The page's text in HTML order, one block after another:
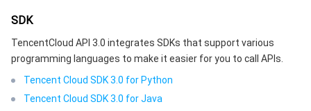
SDK
TencentCloud API 3.0 integrates SDKs that support various
programming languages to make it easier for you to call APIs.
Tencent Cloud SDK 3.0 for Python
Tencent Cloud SDK 3.0 for Java